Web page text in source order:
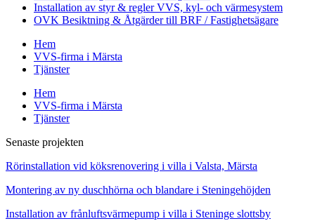
Installation av styr & regler VVS, kyl- och värmesystem
OVK Besiktning & Åtgärder till BRF / Fastighetsägare
Hem
VVS-firma i Märsta
Tjänster
Hem
VVS-firma i Märsta
Tjänster
Senaste projekten
Rörinstallation vid köksrenovering i villa i Valsta, Märsta
Montering av ny duschhörna och blandare i Steningehöjden
Installation av frånluftsvärmepump i villa i Steninge slottsby